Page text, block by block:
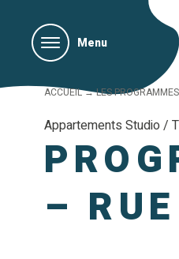
Menu
ACCUEIL→LES
Appartements Studio /
–